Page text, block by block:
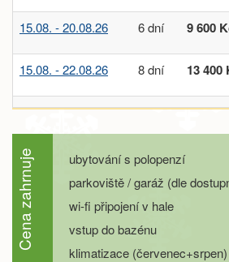
15.08. - 20.08.26 6 dní 9 600
15.08. - 22.08.26 8 dní 13 400
22.08. - 25.08.26 4 dny 5 800
22.08. - 26.08.26 5 dní
22.08. - 27.08.26 6 dní 9 600 Kč
22.08. - 29.08.26 8 dní
Cena zahrnuje
ubytování s polopenzí
parkoviště / garáž (dle
wi-fi připojení v hale
vstup do bazénu
klimatizace (červenec+srpen)